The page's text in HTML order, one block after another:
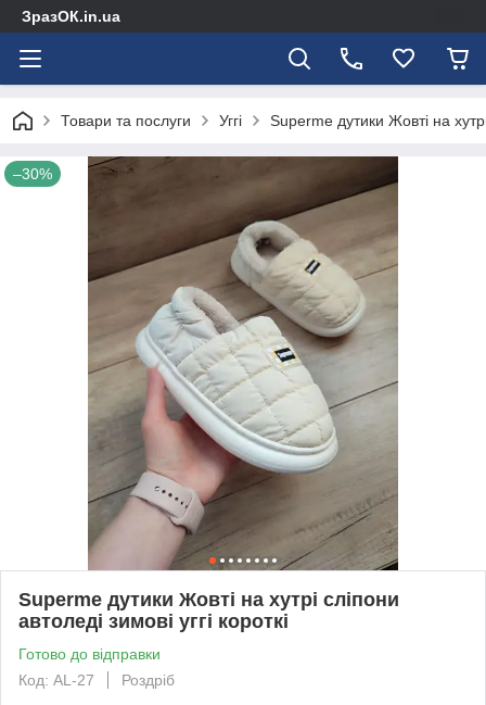
ЗразОК.in.ua
Товари та послуги Уггі Superme дутики Жовті на хутрі
–30%
Superme дутики Жовті на хутрі сліпони
автоледі зимові уггі короткі
Готово до відправки
Код: AL-27
Роздріб